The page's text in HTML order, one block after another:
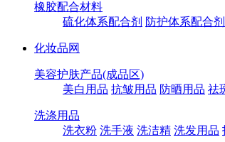
橡胶配合材料
硫化体系配合剂 防护体系配合剂
化妆品网
美容护肤产品(成品区)
美白用品 抗皱用品 防晒用品 祛
洗涤用品
洗衣粉 洗手液 洗洁精 洗发用品